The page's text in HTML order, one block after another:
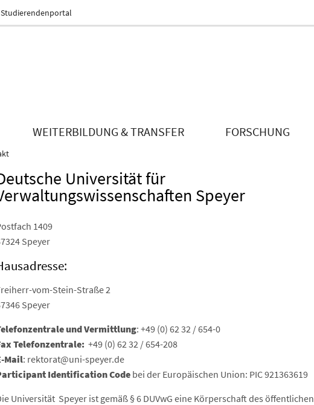
WEITERBILDUNG & TRANSFER FORSCHUNG
Universität für
Speyer
1409
Speyer
vom-Stein-Straße 2
Speyer
und Vermittlung: +49 (0) 62 32 / 654-0
Telefonzentrale: +49 (0) 62 32 / 654-208
Mail: rektorat@uni-speyer.de
Identification Codebei der Europäischen Union: PIC 921363619
Universität Speyer ist gemäß § 6 DUVwG eine Körperschaft des öffentlichen